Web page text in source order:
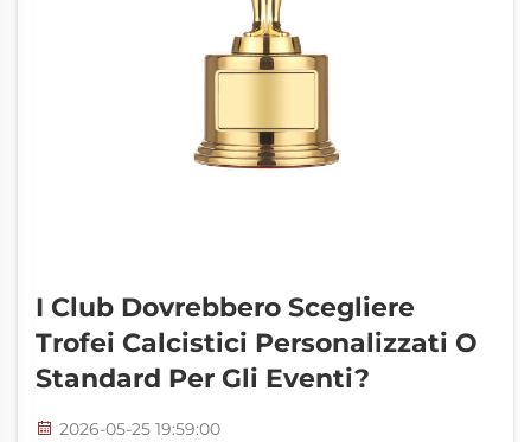
I Club Dovrebbero Scegliere
Trofei Calcistici Personalizzati O
Standard Per Gli Eventi?
2026-05-25 19:59:00